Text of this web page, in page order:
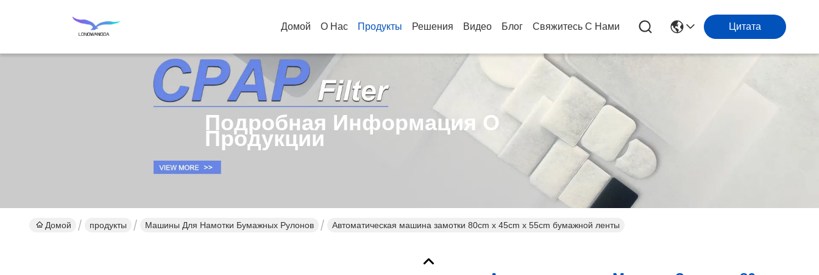
Домой О Нас Продукты Решения Видео Блог Свяжитесь С Нами Цитата
Подробная Информация О
Продукции
Домой продукты Машины Для Намотки Бумажных Рулонов Автоматическая машина замотки 80cm x 45cm x 55cm бумажной ленты